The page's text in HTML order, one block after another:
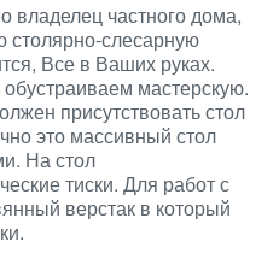
частного дома,
столярно-слесарную
Все в Ваших руках.
мастерскую.
присутствовать стол
это массивный стол
На стол
тиски. Для работ с
верстак в который